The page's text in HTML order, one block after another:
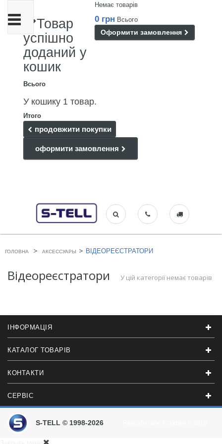
Немає товарів
0 грн Всього
Оформити замовлення
Товар
успішно
доданий у
кошик
Всього
У кошику 1 товар.
Итого
продовжити покупки
оформити замовлення
Toggle
navigation
ГОЛОВНА > АКСЕССУАРЫ > ВІДЕОРЕЄСТРАТОРИ
Відеореєстратори У цій категорії немає товарів
ІНФОРМАЦІЯ
КАТАЛОГ ТОВАРІВ
КОНТАКТИ
СЕРВІС
S-TELL © 1998-2026